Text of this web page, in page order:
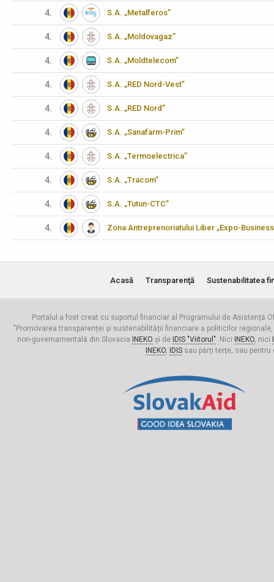
4. S.A. „Metalferos”
4. S.A. „Moldovagaz”
4. S.A. „Moldtelecom”
4. S.A. „RED Nord-Vest”
4. S.A. „RED Nord”
4. S.A. „Sanafarm-Prim”
4. S.A. „Termoelectrica”
4. S.A. „Tracom”
4. S.A. „Tutun-CTC”
4. Zona Antreprenoriatului Liber „Expo-
Acasă Transparenţă Sustenabilitatea
Portalul a fost creat cu suportul financiar al Programului de Asistență
"Promovarea transparenței și sustenabilității financiare a politicilor
non-guvernamentală din Slovacia
INEKO și de IDIS "Viitorul". Nici INEKO, nici
INEKO, IDISsau părți terțe, sau pentru